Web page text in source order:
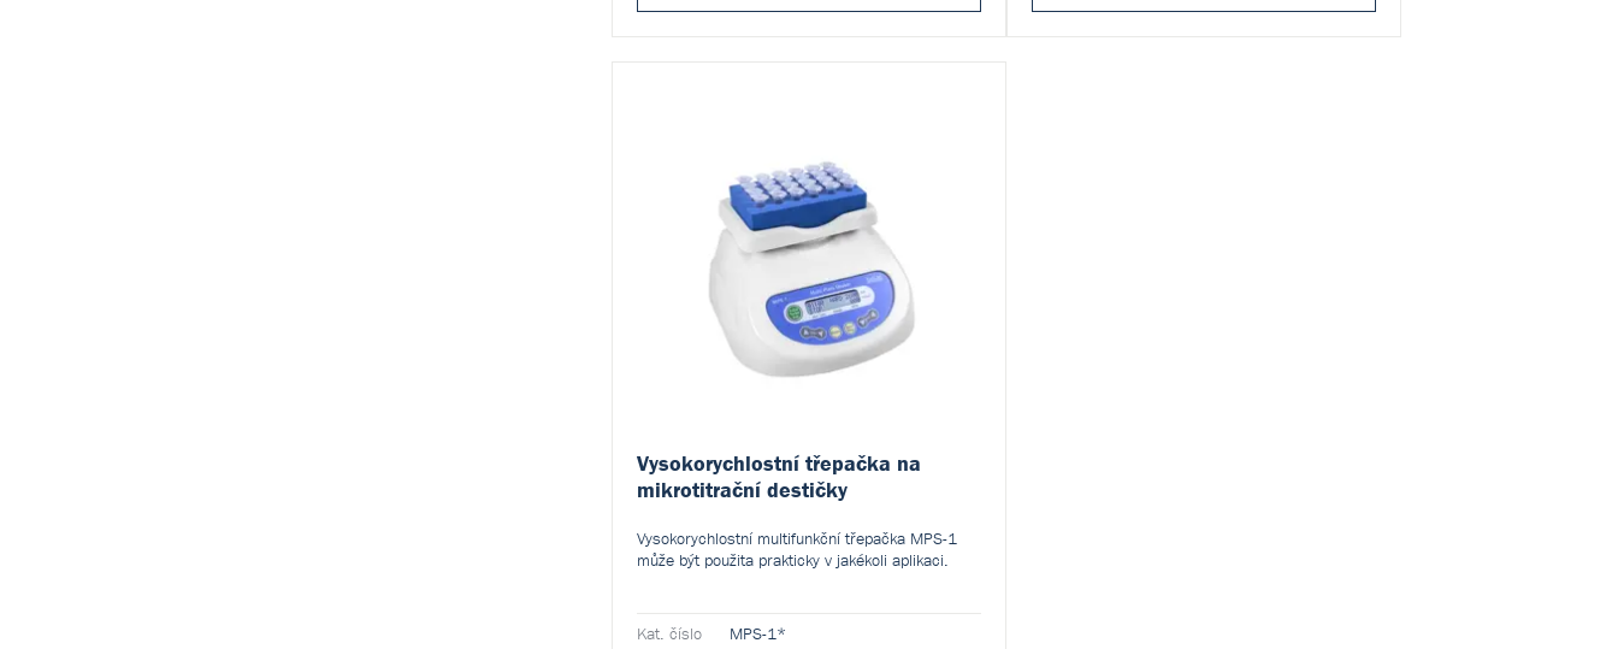
Vysokorychlostní třepačka na
mikrotitrační destičky
Vysokorychlostní multifunkční třepačka MPS-1
může být použita prakticky v jakékoli aplikaci.
Kat. číslo
MPS-1*